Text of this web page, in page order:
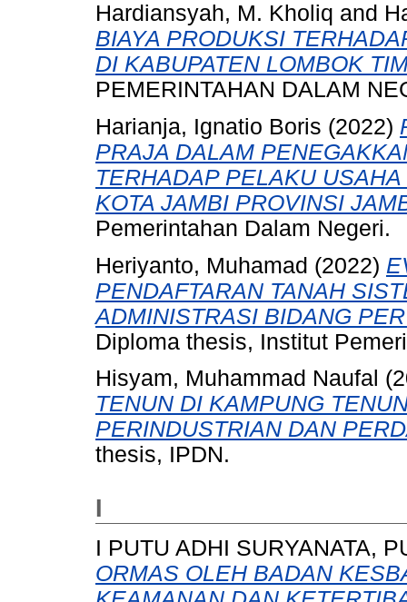
Hardiansyah, M. Kholiq and
BIAYA PRODUKSI
DI KABUPATEN LOMBOK
PEMERINTAHAN DALAM
Harianja, Ignatio Boris (2022)
PRAJA DALAM
TERHADAP PELAKU
KOTA JAMBI PROVINSI
Pemerintahan Dalam Negeri.
Heriyanto, Muhamad (2022)
PENDAFTARAN TANAH
ADMINISTRASI BIDANG
Diploma thesis, Institut
Hisyam, Muhammad Naufal
TENUN DI KAMPUNG
PERINDUSTRIAN DAN
thesis, IPDN.
I
I PUTU ADHI SURYANATA,
ORMAS OLEH BADAN